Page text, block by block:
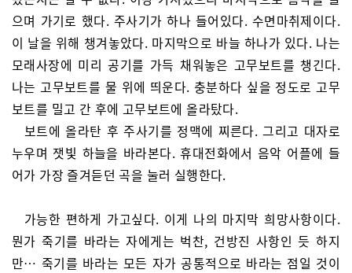
으며 가기로 했다. 주사기가 하나 들어있다. 수면마취제이다.
이 날을 위해 챙겨놓았다. 마지막으로 바늘 하나가 있다. 나는
모래사장에 미리 공기를 가득 채워놓은 고무보트를 챙긴다.
나는 고무보트를 물 위에 띄운다. 충분하다 싶을 정도로 고무
보트를 밀고 간 후에 고무보트에 올라탔다.
보트에 올라탄 후 주사기를 정맥에 찌른다. 그리고 대자로
누우며 잿빛 하늘을 바라본다. 휴대전화에서 음악 어플에 들
어가 가장 즐겨듣던 곡을 눌러 실행한다.
가능한 편하게 가고싶다. 이게 나의 마지막 희망사항이다.
뭔가 죽기를 바라는 자에게는 벅찬, 건방진 사항인 듯 하지
만… 죽기를 바라는 모든 자가 공통적으로 바라는 점일 것이